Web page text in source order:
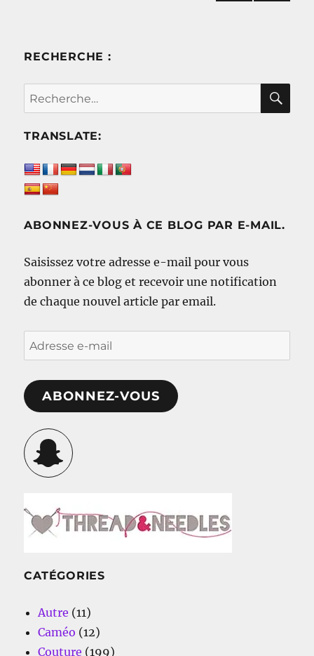
publications
RECHERCHE :
Recherche
pour :
TRANSLATE:
ABONNEZ-VOUS À CE BLOG PAR E-MAIL.
Saisissez votre adresse e-mail pour vous
abonner à ce blog et recevoir une notification
de chaque nouvel article par email.
Adresse
e-
mail
ABONNEZ-VOUS
Snapchat
CATÉGORIES
Autre (11)
Caméo (12)
Couture (199)